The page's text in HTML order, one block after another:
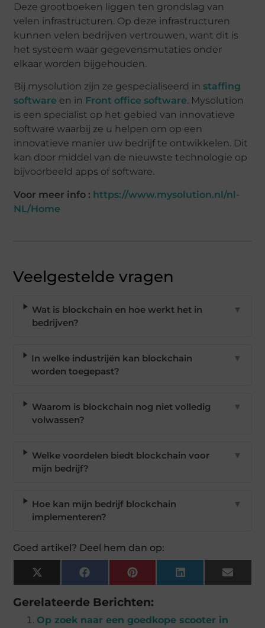
Deze grootboeken liggen ten grondslag van
velen infrastructuren. Op deze infrastructuren
kunnen velen bedrijven vertrouwen, want dit is
het systeem waar gegevensmutaties onder
elkaar worden bijgehouden.
Bij mysolution zijn ze gespecialiseerd in staffing
software en in Front office software. Mysolution
is een specialist op het gebied van innovatieve
software waarbij ze u helpen om op een
innovatieve manier uw bedrijf te ontwikkelen. Dit
kan door middel van de nieuwste technologie op
bijvoorbeeld apps of software.
Voor meer info : https://www.mysolution.nl/nl-
NL/Home
Veelgestelde vragen
Wat is blockchain en hoe werkt het in
bedrijven?
▼
In welke industrijën kan blockchain
worden toegepast?
▼
Waarom is blockchain nog niet volledig
volwassen?
▼
Welke voordelen biedt blockchain voor
mijn bedrijf?
▼
Hoe kan mijn bedrijf blockchain
implementeren?
▼
Goed artikel? Deel hem dan op:
X
(Twitter)
FacebookPinterest LinkedIn Email
Gerelateerde Berichten:
Op zoek naar een goedkope scooter in